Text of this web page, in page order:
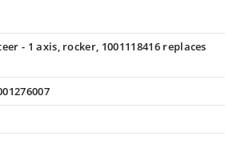
- 1 axis, rocker, 1001118416 replaces